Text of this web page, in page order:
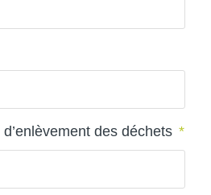
des déchets *